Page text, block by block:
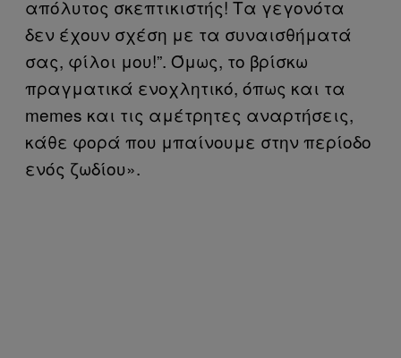
απόλυτος σκεπτικιστής! Τα γεγονότα
δεν έχουν σχέση με τα συναισθήματά
σας, φίλοι μου!”. Όμως, το βρίσκω
πραγματικά ενοχλητικό, όπως και τα
memes και τις αμέτρητες αναρτήσεις,
κάθε φορά που μπαίνουμε στην περίοδο
ενός ζωδίου».